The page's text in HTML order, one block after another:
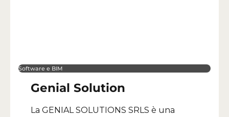
Software e BIM
Genial Solution
La GENIAL SOLUTIONS SRLS è una